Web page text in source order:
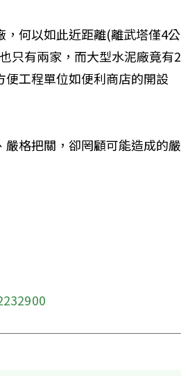
何以如此近距離(離武塔僅4公
只有兩家，而大型水泥廠竟有2
工程單位如便利商店的開設
格把關，卻罔顧可能造成的嚴